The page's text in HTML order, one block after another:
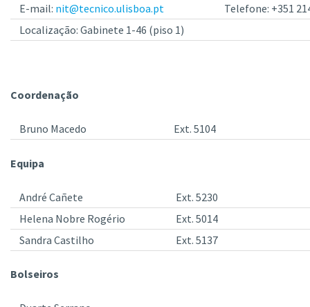
E-mail: nit@tecnico.ulisboa.pt
Telefone: +351
Localização: Gabinete 1-46 (piso 1)
Coordenação
Bruno Macedo Ext. 5104
Equipa
André Cañete
Ext. 5230
Helena Nobre Rogério
Ext. 5014
Sandra Castilho
Ext. 5137
Bolseiros